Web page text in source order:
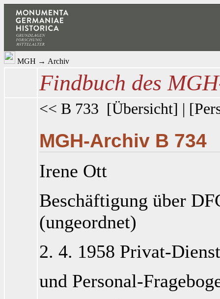
MGH → Archiv
Findbuch des
<< B 733 [Übersicht] | [
MGH-Archiv B 734
Irene Ott
Beschäftigung über
(ungeordnet)
2. 4. 1958 Privat-
und Personal-